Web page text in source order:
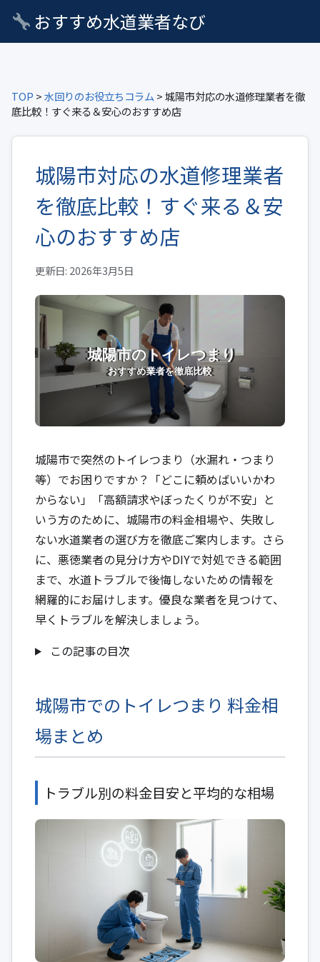
おすすめ水道業者なび
TOP >水回りのお役立ちコラム > 城陽市対応の水道修理業者を徹
底比較！すぐ来る＆安心のおすすめ店
城陽市対応の水道修理業者
を徹底比較！すぐ来る＆安
心のおすすめ店
更新日: 2026年3月5日
城陽市で突然のトイレつまり（水漏れ・つまり
等）でお困りですか？「どこに頼めばいいかわ
からない」「高額請求やぼったくりが不安」と
いう方のために、城陽市の料金相場や、失敗し
ない水道業者の選び方を徹底ご案内します。さら
に、悪徳業者の見分け方やDIYで対処できる範囲
まで、水道トラブルで後悔しないための情報を
網羅的にお届けします。優良な業者を見つけて、
早くトラブルを解決しましょう。
この記事の目次
城陽市でのトイレつまり 料金相
場まとめ
トラブル別の料金目安と平均的な相場